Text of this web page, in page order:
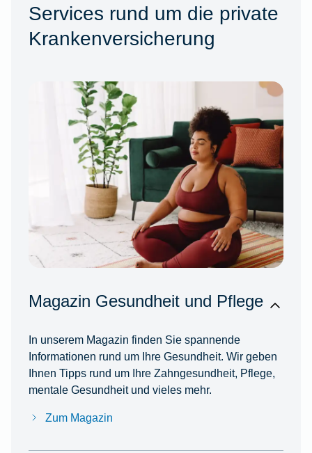
Services rund um die private
Krankenversicherung
Magazin Gesundheit und Pflege
In unserem Magazin finden Sie spannende
Informationen rund um Ihre Gesundheit. Wir geben
Ihnen Tipps rund um Ihre Zahngesundheit, Pflege,
mentale Gesundheit und vieles mehr.
Zum Magazin